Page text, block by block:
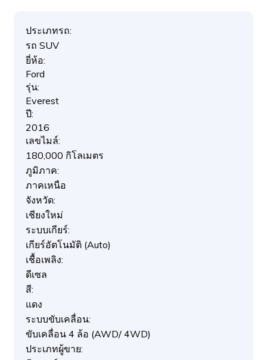
ประเภทรถ:
รถ SUV
ยี่ห้อ:
Ford
รุ่น:
Everest
ปี:
2016
เลขไมล์:
180,000 กิโลเมตร
ภูมิภาค:
ภาคเหนือ
จังหวัด:
เชียงใหม่
ระบบเกียร์:
เกียร์อัตโนมัติ (Auto)
เชื้อเพลิง:
ดีเซล
สี:
แดง
ระบบขับเคลื่อน:
ขับเคลื่อน 4 ล้อ (AWD/ 4WD)
ประเภทผู้ขาย: